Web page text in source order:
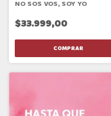
NO SOS VOS, SOY YO
$33.999,00